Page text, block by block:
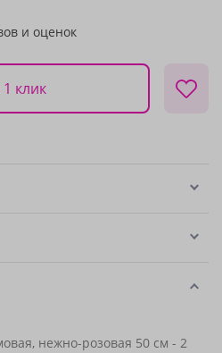
и оценок
клик
нежно-розовая 50 см - 2